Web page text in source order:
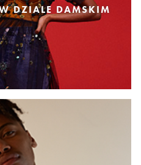
DZIALE DAMSKIM